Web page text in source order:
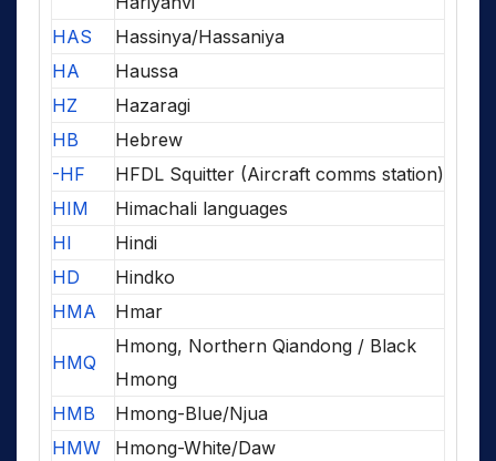
HAS
Hassinya/Hassaniya
HA
Haussa
HZ
Hazaragi
HB
Hebrew
-HF
HFDL Squitter (Aircraft comms station)
HIM
Himachali languages
HI
Hindi
HD
Hindko
HMA
Hmar
HMQ
Hmong, Northern Qiandong / Black
Hmong
HMB
Hmong-Blue/Njua
HMW
Hmong-White/Daw